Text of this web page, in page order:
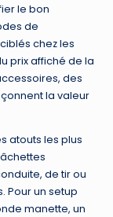
le bon
de
chez les
prix affiché de la
des
la valeur
atouts les plus
de tir ou
Pour un setup
manette, un